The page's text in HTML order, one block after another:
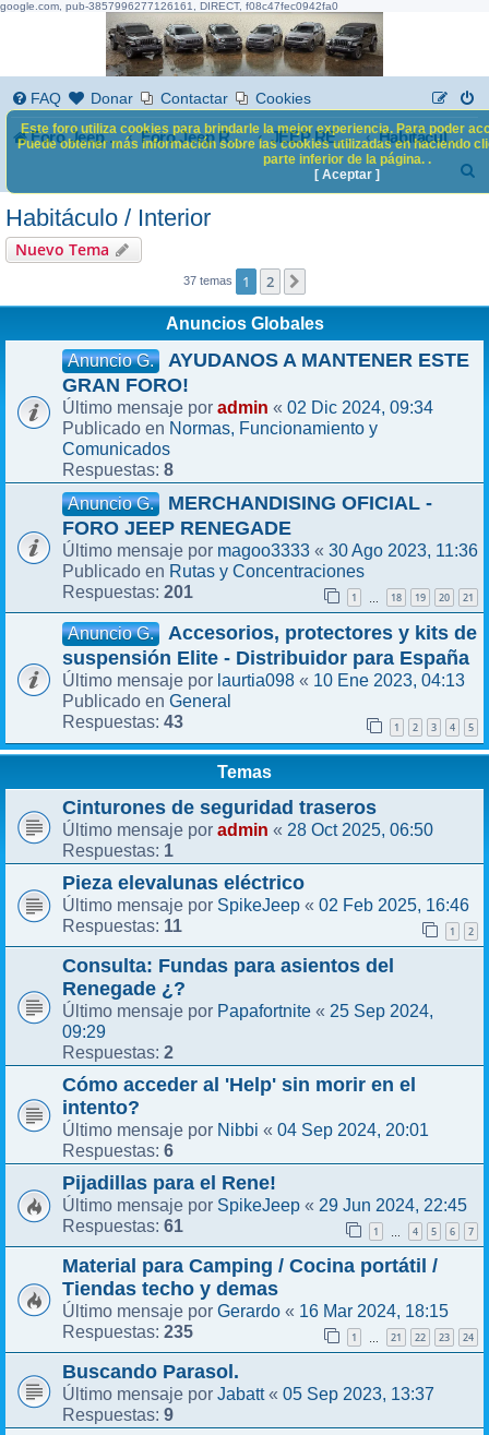
google.com, pub-3857996277126161, DIRECT, f08c47fec0942fa0
FAQ Donar Contactar Cookies
Foro Jeep Renegade Foro Jeep Renegade JEEP RENEGADE
Habitáculo / Interior
Habitáculo / Interior
Nuevo Tema
37 temas 1 2
Anuncios Globales
Anuncio G.
AYUDANOS A MANTENER ESTE
GRAN FORO!
Último mensaje por admin « 02 Dic 2024, 09:34
Publicado en Normas, Funcionamiento y
Comunicados
Respuestas: 8
Anuncio G.
MERCHANDISING OFICIAL -
FORO JEEP RENEGADE
Último mensaje por magoo3333 « 30 Ago 2023, 11:36
Publicado en Rutas y Concentraciones
Respuestas: 201 1 … 18 19 20 21
Anuncio G.
Accesorios, protectores y kits de
suspensión Elite - Distribuidor para España
Último mensaje por laurtia098 « 10 Ene 2023, 04:13
Publicado en General
Respuestas: 43 1 2 3 4 5
Temas
Cinturones de seguridad traseros
Último mensaje por admin « 28 Oct 2025, 06:50
Respuestas: 1
Pieza elevalunas eléctrico
Último mensaje por SpikeJeep « 02 Feb 2025, 16:46
Respuestas: 11 1 2
Consulta: Fundas para asientos del
Renegade ¿?
Último mensaje por Papafortnite « 25 Sep 2024,
09:29
Respuestas: 2
Cómo acceder al 'Help' sin morir en el
intento?
Último mensaje por Nibbi « 04 Sep 2024, 20:01
Respuestas: 6
Pijadillas para el Rene!
Último mensaje por SpikeJeep « 29 Jun 2024, 22:45
Respuestas: 61 1 … 4 5 6 7
Material para Camping / Cocina portátil /
Tiendas techo y demas
Último mensaje por Gerardo « 16 Mar 2024, 18:15
Respuestas: 235 1 … 21 22 23 24
Buscando Parasol.
Último mensaje por Jabatt« 05 Sep 2023, 13:37
Respuestas: 9
Este foro utiliza cookies para brindarle la mejor experiencia. Para poder
Puede obtener más información sobre las cookies utilizadas en haciendo
parte inferior de la página. .
[ Aceptar ]